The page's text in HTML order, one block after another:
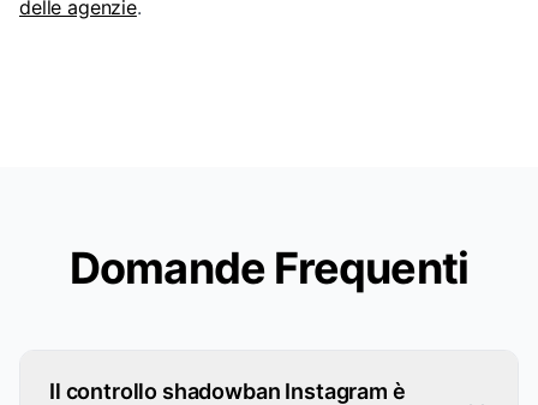
delle agenzie.
Domande Frequenti
Il controllo shadowban Instagram è